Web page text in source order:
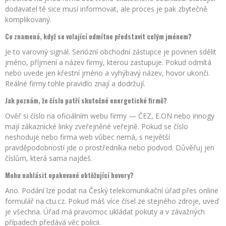
dodavatel tě sice musí informovat, ale proces je pak zbytečně
komplikovaný.
Co znamená, když se volající odmítne představit celým jménem?
Je to varovný signál. Seriózní obchodní zástupce je povinen sdělit
jméno, příjmení a název firmy, kterou zastupuje. Pokud odmítá
nebo uvede jen křestní jméno a vyhýbavý název, hovor ukonči.
Reálné firmy tohle pravidlo znají a dodržují.
Jak poznám, že číslo patří skutečné energetické firmě?
Ověř si číslo na oficiálním webu firmy — ČEZ, E.ON nebo innogy
mají zákaznické linky zveřejněné veřejně. Pokud se číslo
neshoduje nebo firma web vůbec nemá, s největší
pravděpodobností jde o prostředníka nebo podvod. Důvěřuj jen
číslům, která sama najdeš.
Mohu nahlásit opakované obtěžující hovory?
Ano. Podání lze podat na Český telekomunikační úřad přes online
formulář na ctu.cz. Pokud máš více čísel ze stejného zdroje, uveď
je všechna. Úřad má pravomoc ukládat pokuty a v závažných
případech předává věc policii.